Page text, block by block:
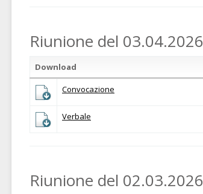
Riunione del 03.04.2026
Download
Convocazione
Verbale
Riunione del 02.03.2026